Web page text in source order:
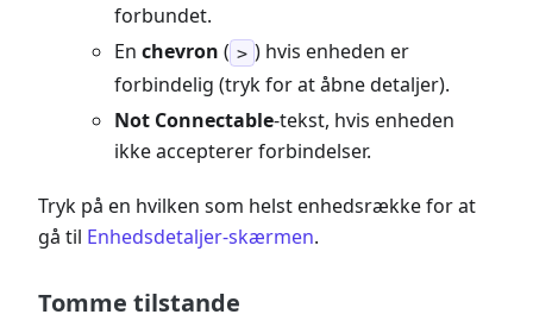
forbundet.
En chevron ( > ) hvis enheden er
forbindelig (tryk for at åbne detaljer).
Not Connectable-tekst, hvis enheden
ikke accepterer forbindelser.
Tryk på en hvilken som helst enhedsrække for at
gå til Enhedsdetaljer-skærmen.
Tomme tilstande